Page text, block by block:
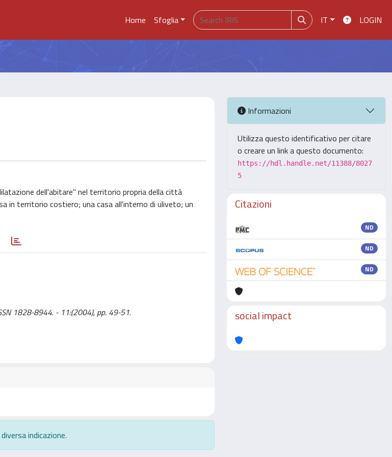
Home Sfoglia IT LOGIN
dell'abitare" nel territorio propria della città
in territorio costiero; una casa all'interno di uliveto; un
1828-8944. - 11:(2004), pp. 49-51.
indicazione.
Informazioni
Utilizza questo identificativo per citare
o creare un link a questo documento:
https://hdl.handle.net/11388/8027
5
Citazioni
ND
ND
ND
social impact